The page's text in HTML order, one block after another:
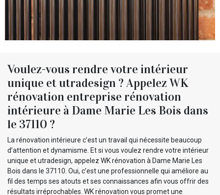
Voulez-vous rendre votre intérieur
unique et utradesign ? Appelez WK
rénovation entreprise rénovation
intérieure à Dame Marie Les Bois dans
le 37110 ?
La rénovation intérieure c’est un travail qui nécessite beaucoup
d’attention et dynamisme. Et si vous voulez rendre votre intérieur
unique et utradesign, appelez WK rénovation à Dame Marie Les
Bois dans le 37110. Oui, c’est une professionnelle qui améliore au
fil des temps ses atouts et ses connaissances afin vous offrir des
résultats irréprochables. WK rénovation vous promet une